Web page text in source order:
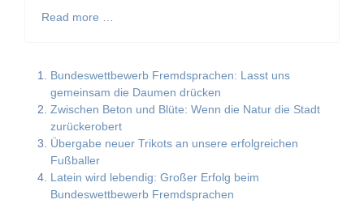
Read more …
Bundeswettbewerb Fremdsprachen: Lasst uns
gemeinsam die Daumen drücken
Zwischen Beton und Blüte: Wenn die Natur die Stadt
zurückerobert
Übergabe neuer Trikots an unsere erfolgreichen
Fußballer
Latein wird lebendig: Großer Erfolg beim
Bundeswettbewerb Fremdsprachen